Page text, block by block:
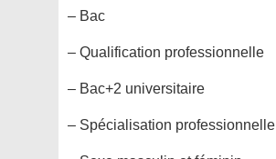
– Bac
– Qualification professionnelle
– Bac+2 universitaire
– Spécialisation professionnelle